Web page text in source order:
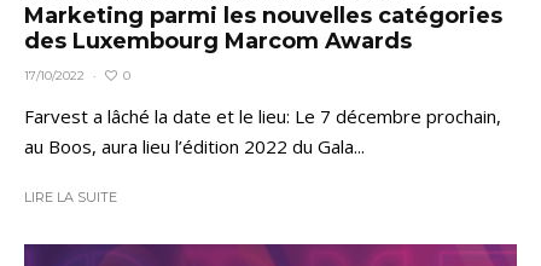
Marketing parmi les nouvelles catégories
des Luxembourg Marcom Awards
17/10/2022 · 0
Farvest a lâché la date et le lieu: Le 7 décembre prochain,
au Boos, aura lieu l’édition 2022 du Gala...
LIRE LA SUITE